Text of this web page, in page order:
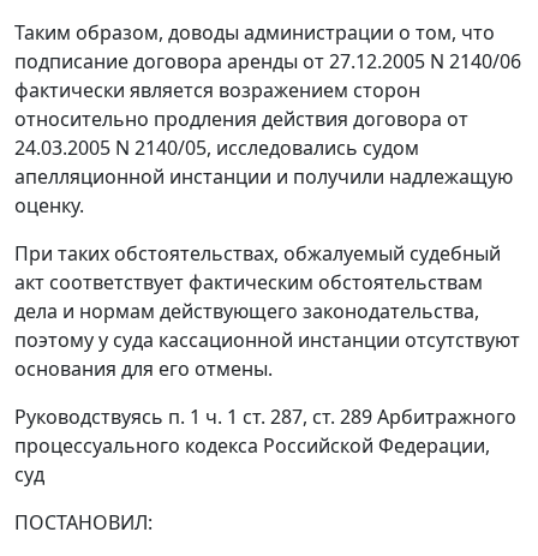
Таким образом, доводы администрации о том, что
подписание договора аренды от 27.12.2005 N 2140/06
фактически является возражением сторон
относительно продления действия договора от
24.03.2005 N 2140/05, исследовались судом
апелляционной инстанции и получили надлежащую
оценку.
При таких обстоятельствах, обжалуемый судебный
акт соответствует фактическим обстоятельствам
дела и нормам действующего законодательства,
поэтому у суда кассационной инстанции отсутствуют
основания для его отмены.
Руководствуясь п. 1 ч. 1 ст. 287, ст. 289Арбитражного
процессуального кодекса Российской Федерации,
суд
ПОСТАНОВИЛ: